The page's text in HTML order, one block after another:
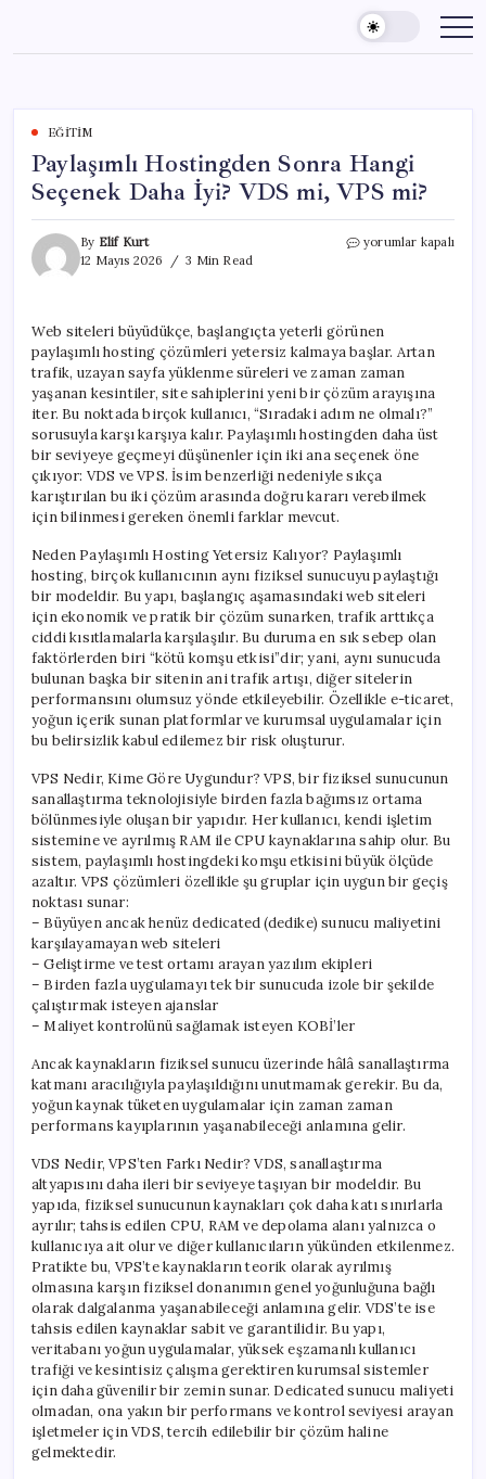
content
EĞITIM
Paylaşımlı Hostingden Sonra Hangi
Seçenek Daha İyi? VDS mi, VPS mi?
By Elif Kurt
12 Mayıs 2026
3 Min Read
Paylaşımlı
Daha
İyi?
VDS
mi,
için
yorumlar kapalı
Web siteleri büyüdükçe, başlangıçta yeterli görünen
paylaşımlı hosting çözümleri yetersiz kalmaya başlar. Artan
trafik, uzayan sayfa yüklenme süreleri ve zaman zaman
yaşanan kesintiler, site sahiplerini yeni bir çözüm arayışına
iter. Bu noktada birçok kullanıcı, “Sıradaki adım ne olmalı?”
sorusuyla karşı karşıya kalır. Paylaşımlı hostingden daha üst
bir seviyeye geçmeyi düşünenler için iki ana seçenek öne
çıkıyor: VDS ve VPS. İsim benzerliği nedeniyle sıkça
karıştırılan bu iki çözüm arasında doğru kararı verebilmek
için bilinmesi gereken önemli farklar mevcut.
Neden Paylaşımlı Hosting Yetersiz Kalıyor? Paylaşımlı
hosting, birçok kullanıcının aynı fiziksel sunucuyu paylaştığı
bir modeldir. Bu yapı, başlangıç aşamasındaki web siteleri
için ekonomik ve pratik bir çözüm sunarken, trafik arttıkça
ciddi kısıtlamalarla karşılaşılır. Bu duruma en sık sebep olan
faktörlerden biri “kötü komşu etkisi”dir; yani, aynı sunucuda
bulunan başka bir sitenin ani trafik artışı, diğer sitelerin
performansını olumsuz yönde etkileyebilir. Özellikle e-ticaret,
yoğun içerik sunan platformlar ve kurumsal uygulamalar için
bu belirsizlik kabul edilemez bir risk oluşturur.
VPS Nedir, Kime Göre Uygundur? VPS, bir fiziksel sunucunun
sanallaştırma teknolojisiyle birden fazla bağımsız ortama
bölünmesiyle oluşan bir yapıdır. Her kullanıcı, kendi işletim
sistemine ve ayrılmış RAM ile CPU kaynaklarına sahip olur. Bu
sistem, paylaşımlı hostingdeki komşu etkisini büyük ölçüde
azaltır. VPS çözümleri özellikle şu gruplar için uygun bir geçiş
noktası sunar:
– Büyüyen ancak henüz dedicated (dedike) sunucu maliyetini
karşılayamayan web siteleri
– Geliştirme ve test ortamı arayan yazılım ekipleri
– Birden fazla uygulamayı tek bir sunucuda izole bir şekilde
çalıştırmak isteyen ajanslar
– Maliyet kontrolünü sağlamak isteyen KOBİ’ler
Ancak kaynakların fiziksel sunucu üzerinde hâlâ sanallaştırma
katmanı aracılığıyla paylaşıldığını unutmamak gerekir. Bu da,
yoğun kaynak tüketen uygulamalar için zaman zaman
performans kayıplarının yaşanabileceği anlamına gelir.
VDS Nedir, VPS’ten Farkı Nedir? VDS, sanallaştırma
altyapısını daha ileri bir seviyeye taşıyan bir modeldir. Bu
yapıda, fiziksel sunucunun kaynakları çok daha katı sınırlarla
ayrılır; tahsis edilen CPU, RAM ve depolama alanı yalnızca o
kullanıcıya ait olur ve diğer kullanıcıların yükünden etkilenmez.
Pratikte bu, VPS’te kaynakların teorik olarak ayrılmış
olmasına karşın fiziksel donanımın genel yoğunluğuna bağlı
olarak dalgalanma yaşanabileceği anlamına gelir. VDS’te ise
tahsis edilen kaynaklar sabit ve garantilidir. Bu yapı,
veritabanı yoğun uygulamalar, yüksek eşzamanlı kullanıcı
trafiği ve kesintisiz çalışma gerektiren kurumsal sistemler
için daha güvenilir bir zemin sunar. Dedicated sunucu maliyeti
olmadan, ona yakın bir performans ve kontrol seviyesi arayan
işletmeler için VDS, tercih edilebilir bir çözüm haline
gelmektedir.